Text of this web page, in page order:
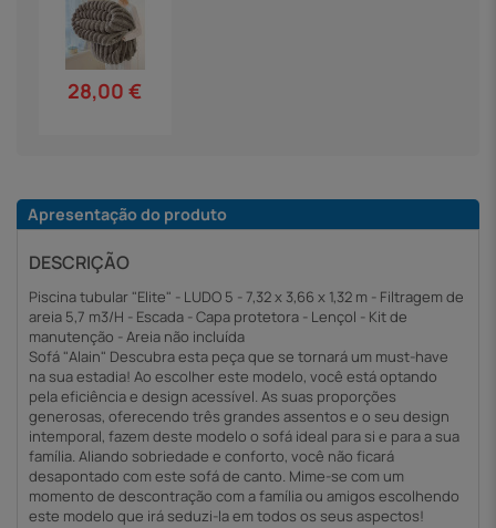
28,00 €
Apresentação do produto
DESCRIÇÃO
Piscina tubular "Elite" - LUDO 5 - 7,32 x 3,66 x 1,32 m - Filtragem de
areia 5,7 m3/H - Escada - Capa protetora - Lençol - Kit de
manutenção - Areia não incluída
Sofá "Alain" Descubra esta peça que se tornará um must-have
na sua estadia! Ao escolher este modelo, você está optando
pela eficiência e design acessível. As suas proporções
generosas, oferecendo três grandes assentos e o seu design
intemporal, fazem deste modelo o sofá ideal para si e para a sua
família. Aliando sobriedade e conforto, você não ficará
desapontado com este sofá de canto. Mime-se com um
momento de descontração com a família ou amigos escolhendo
este modelo que irá seduzi-la em todos os seus aspectos!